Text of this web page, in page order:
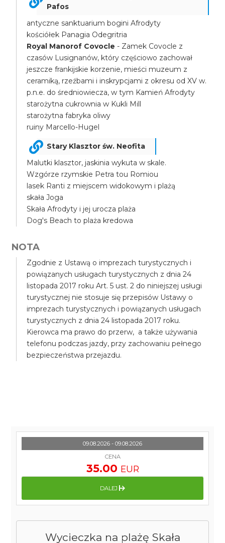
Pafos
antyczne sanktuarium bogini Afrodyty
kościółek Panagia Odegritria
Royal Manorof Covocle - Zamek Covocle z
czasów Lusignanów, który częściowo zachował
jeszcze frankijskie korzenie, mieści muzeum z
ceramiką, rzeźbami i inskrypcjami z okresu od XV w.
p.n.e. do średniowiecza, w tym Kamień Afrodyty
starożytna cukrownia w Kukli Mill
starożytna fabryka oliwy
ruiny Marcello-Hugel
Stary Klasztor św. Neofita
Malutki klasztor, jaskinia wykuta w skale.
Wzgórze rzymskie Petra tou Romiou
lasek Ranti z miejscem widokowym i plażą
skała Joga
Skała Afrodyty i jej urocza plaża
Dog's Beach to plaża kredowa
NOTA
Zgodnie z Ustawą o imprezach turystycznych i
powiązanych usługach turystycznych z dnia 24
listopada 2017 roku Art. 5 ust. 2 do niniejszej usługi
turystycznej nie stosuje się przepisów Ustawy o
imprezach turystycznych i powiązanych usługach
turystycznych z dnia 24 listopada 2017 roku.
Kierowca ma prawo do przerw, a także używania
telefonu podczas jazdy, przy zachowaniu pełnego
bezpieczeństwa przejazdu.
Wycieczka na plażę Skała
09.08.2026 - 09.08.2026
CENA
35.00 EUR
DALEJ